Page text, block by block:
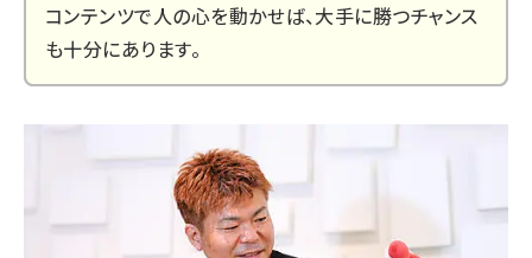
コンテンツで人の心を動かせば、大手に勝つチャンス
も十分にあります。